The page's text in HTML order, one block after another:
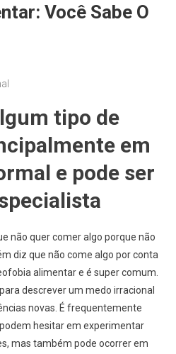
Você Sabe O
tipo de
em
e pode ser
não quer comer algo porque não
diz que não come algo por conta
alimentar e é super comum.
descrever um medo irracional
novas. É frequentemente
hesitar em experimentar
mas também pode ocorrer em